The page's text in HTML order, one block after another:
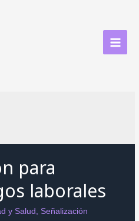
para
laborales
y Salud , Señalización